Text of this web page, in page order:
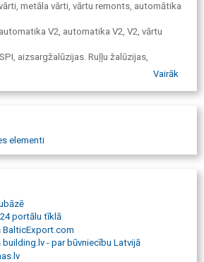
metāla vārti, vārtu remonts, automātika
V2, automatika V2, V2, vārtu
aizsargžalūzijas. Ruļļu žalūzijas,
cena.
Vairāk
elementi
portālu tīklā
- par būvniecību Latvijā